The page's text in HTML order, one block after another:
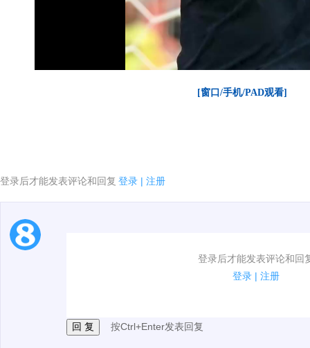
[窗口/手机/PAD观看]
登录后才能发表评论和回复 登录 | 注册
登录后才能发表评论和回
登录 | 注册
1.电脑端新用户可以发表评论了！
按Ctrl+Enter发表回复